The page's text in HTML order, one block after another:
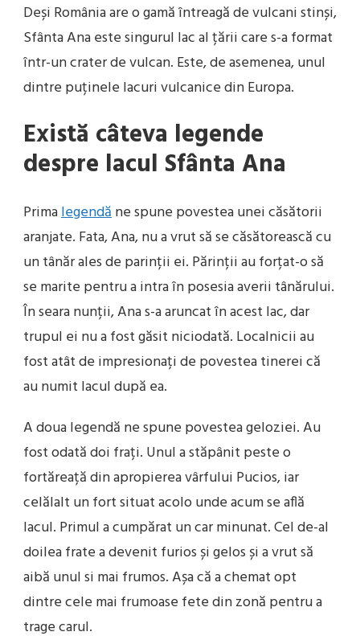
Deși România are o gamă întreagă de vulcani stinși,
Sfânta Ana este singurul lac al țării care s-a format
într-un crater de vulcan. Este, de asemenea, unul
dintre puținele lacuri vulcanice din Europa.
Există câteva legende
despre lacul Sfânta Ana
Primalegendăne spune povestea unei căsătorii
aranjate. Fata, Ana, nu a vrut să se căsătorească cu
un tânăr ales de parinții ei. Părinții au forțat-o să
se marite pentru a intra în posesia averii tânărului.
În seara nunții, Ana s-a aruncat în acest lac, dar
trupul ei nu a fost găsit niciodată. Localnicii au
fost atât de impresionați de povestea tinerei că
au numit lacul după ea.
A doua legendă ne spune povestea geloziei. Au
fost odată doi frați. Unul a stăpânit peste o
fortăreață din apropierea vârfului Pucios, iar
celălalt un fort situat acolo unde acum se află
lacul. Primul a cumpărat un car minunat. Cel de-al
doilea frate a devenit furios și gelos și a vrut să
aibă unul si mai frumos. Așa că a chemat opt
dintre cele mai frumoase fete din zonă pentru a
trage carul.